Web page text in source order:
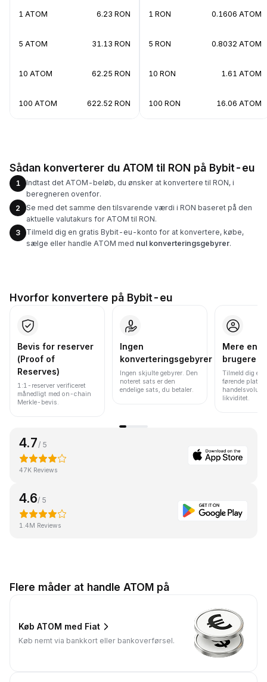
1 ATOM 6.23 RON
5 ATOM 31.13 RON
10 ATOM 62.25 RON
100 ATOM 622.52 RON
1 RON 0.1606 ATOM
5 RON 0.8032 ATOM
10 RON 1.61 ATOM
100 RON 16.06 ATOM
Sådan konverterer du ATOM til RON på Bybit-eu
1
Indtast det ATOM-beløb, du ønsker at konvertere til RON, i
beregneren ovenfor.
2
Se med det samme den tilsvarende værdi i RON baseret på den
aktuelle valutakurs for ATOM til RON.
3
Tilmeld dig en gratis Bybit-eu-konto for at konvertere, købe,
sælge eller handle ATOM med nul konverteringsgebyrer.
Hvorfor konvertere på Bybit-eu
Bevis for reserver
(Proof of
Reserves)
1:1-reserver verificeret
månedligt med on-chain
Merkle-bevis.
Ingen
konverteringsgebyrer
Ingen skjulte gebyrer. Den
noteret sats er den
endelige sats, du betaler.
Mere end
brugere
Tilmeld dig en
førende
likviditet.
4.7/ 5
47K Reviews
4.6/ 5
1.4M Reviews
Flere måder at handle ATOM på
Køb ATOM med Fiat
Køb nemt via bankkort eller bankoverførsel.